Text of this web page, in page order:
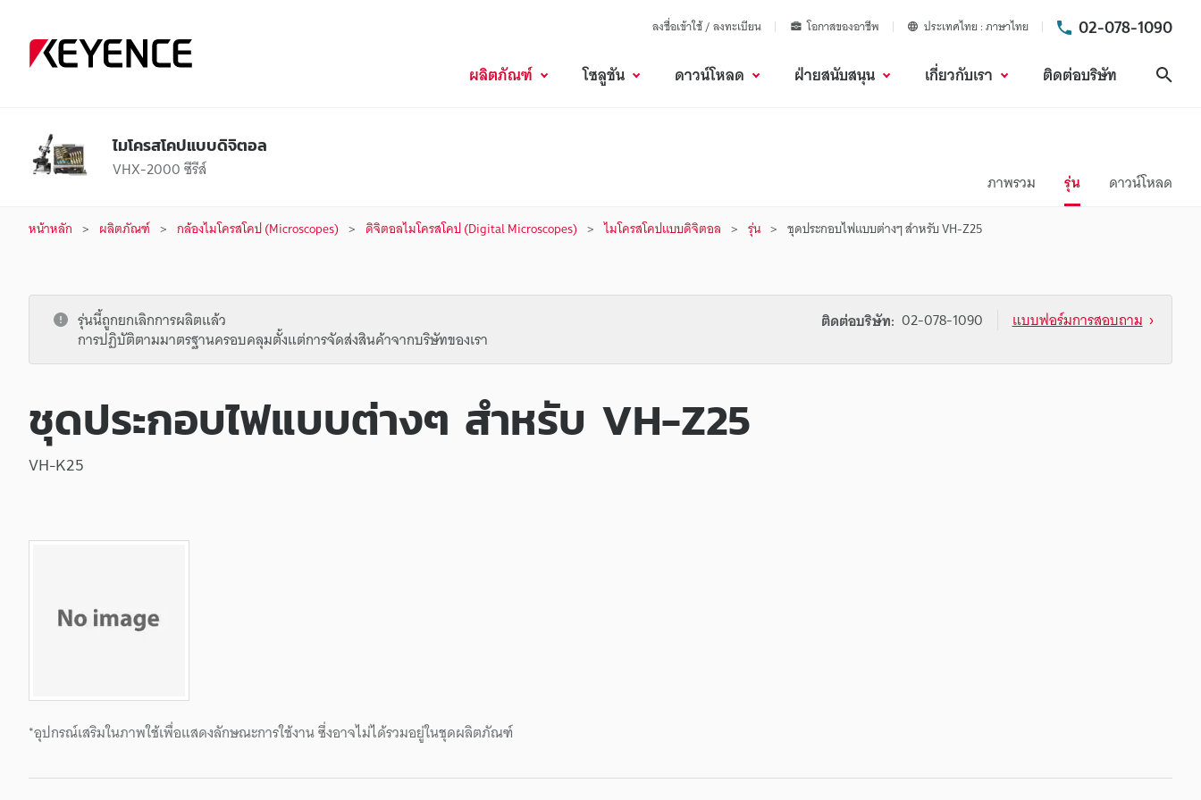
ลงชื่อเข้าใช้ / ลงทะเบียน โอกาสของอาชีพ ประเทศไทย ภาษาไทย 02-078-1090
ผลิตภัณฑ์ โซลูชัน ดาวน์โหลด ฝ่ายสนับสนุน เกี่ยวกับเรา ติดต่อบริษัท
ไมโครสโคปแบบดิจิตอล
VHX-2000 ซีรีส์
ภาพรวม รุ่น ดาวน์โหลด
หน้าหลัก ผลิตภัณฑ์ กล้องไมโครสโคป (Microscopes) ดิจิตอลไมโครสโคป (Digital Microscopes) ไมโครสโคปแบบดิจิตอล รุ่น ชุดประกอบไฟแบบต่างๆ สำหรับ VH-Z25
รุ่นนี้ถูกยกเลิกการผลิตแล้ว
การปฏิบัติตามมาตรฐานครอบคลุมตั้งแต่การจัดส่งสินค้าจากบริษัทของเรา
ติดต่อบริษัท: 02-078-1090 แบบฟอร์มการสอบถาม
ชุดประกอบไฟแบบต่างๆ สำหรับ VH-Z25
VH-K25
*อุปกรณ์เสริมในภาพใช้เพื่อแสดงลักษณะการใช้งาน ซึ่งอาจไม่ได้รวมอยู่ในชุดผลิตภัณฑ์